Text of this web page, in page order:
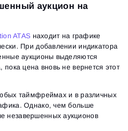
аукцион на
ATAS находит на графике
При добавлении индикатора
аукционы выделяются
цена вновь не вернется этот
таймфреймах и в различных
Однако, чем больше
аукционов